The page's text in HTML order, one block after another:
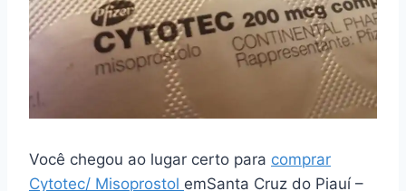
Você chegou ao lugar certo para comprar
Cytotec/ Misoprostol emSanta Cruz do Piauí –